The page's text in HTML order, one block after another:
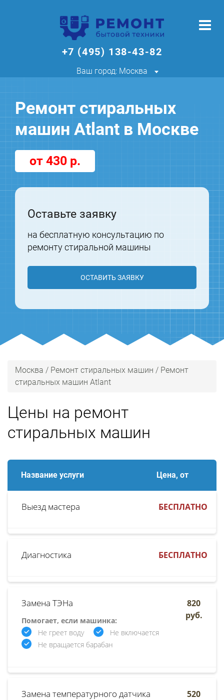
+7 (495) 138-43-82
Ваш город: Москва
Ремонт стиральных
машин Atlant в Москве
от 430 р.
Оставьте заявку
на бесплатную консультацию по
ремонту стиральной машины
ОСТАВИТЬ ЗАЯВКУ
Москва / Ремонт стиральных машин / Ремонт
стиральных машин Atlant
Цены на ремонт
стиральных машин
Название услуги Цена, от
Выезд мастера БЕСПЛАТНО
Диагностика БЕСПЛАТНО
Замена ТЭНа
Помогает, если машинка:
Не греет воду
Не включается
Не вращается барабан
820
руб.
Замена температурного датчика
520